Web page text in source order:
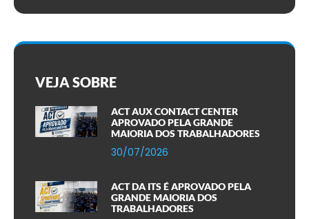
VEJA SOBRE
ACT AUX CONTACT CENTER
APROVADO PELA GRANDE
MAIORIA DOS TRABALHADORES
30/07/2026
ACT DA ITS É APROVADO PELA
GRANDE MAIORIA DOS
TRABALHADORES